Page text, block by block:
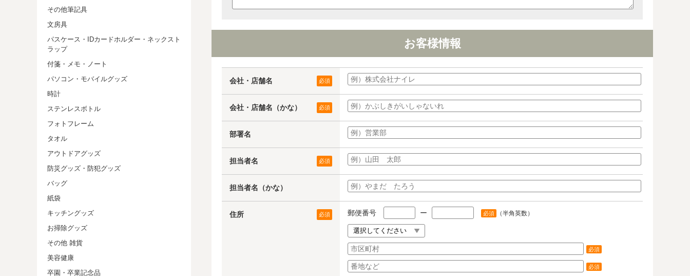
その他筆記具
文房具
パスケース・IDカードホルダー・ネックスト
ラップ
付箋・メモ・ノート
パソコン・モバイルグッズ
時計
ステンレスボトル
フォトフレーム
タオル
アウトドアグッズ
防災グッズ・防犯グッズ
バッグ
紙袋
キッチングッズ
お掃除グッズ
その他 雑貨
美容健康
卒園・卒業記念品
お客様情報
会社・店舗名 必須
会社・店舗名（かな） 必須
部署名
担当者名 必須
担当者名（かな）
住所 必須 郵便番号 ー 必須 （半角英数）
必須
必須